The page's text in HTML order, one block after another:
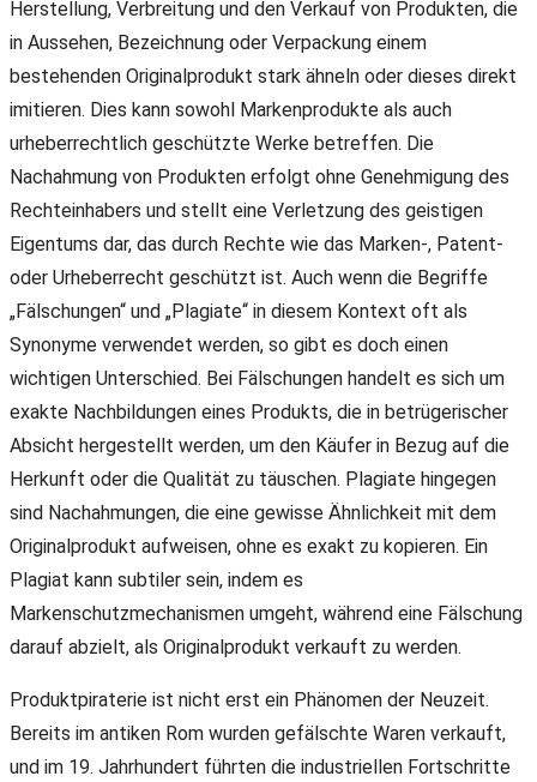
Herstellung, Verbreitung und den Verkauf von Produkten, die
in Aussehen, Bezeichnung oder Verpackung einem
bestehenden Originalprodukt stark ähneln oder dieses direkt
imitieren. Dies kann sowohl Markenprodukte als auch
urheberrechtlich geschützte Werke betreffen. Die
Nachahmung von Produkten erfolgt ohne Genehmigung des
Rechteinhabers und stellt eine Verletzung des geistigen
Eigentums dar, das durch Rechte wie das Marken-, Patent-
oder Urheberrecht geschützt ist. Auch wenn die Begriffe
„Fälschungen“ und „Plagiate“ in diesem Kontext oft als
Synonyme verwendet werden, so gibt es doch einen
wichtigen Unterschied. Bei Fälschungen handelt es sich um
exakte Nachbildungen eines Produkts, die in betrügerischer
Absicht hergestellt werden, um den Käufer in Bezug auf die
Herkunft oder die Qualität zu täuschen. Plagiate hingegen
sind Nachahmungen, die eine gewisse Ähnlichkeit mit dem
Originalprodukt aufweisen, ohne es exakt zu kopieren. Ein
Plagiat kann subtiler sein, indem es
Markenschutzmechanismen umgeht, während eine Fälschung
darauf abzielt, als Originalprodukt verkauft zu werden.
Produktpiraterie ist nicht erst ein Phänomen der Neuzeit.
Bereits im antiken Rom wurden gefälschte Waren verkauft,
und im 19. Jahrhundert führten die industriellen Fortschritte